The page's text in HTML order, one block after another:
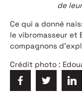
de
Ce qui a donné
le vibromasseur et
compagnons
Crédit photo :